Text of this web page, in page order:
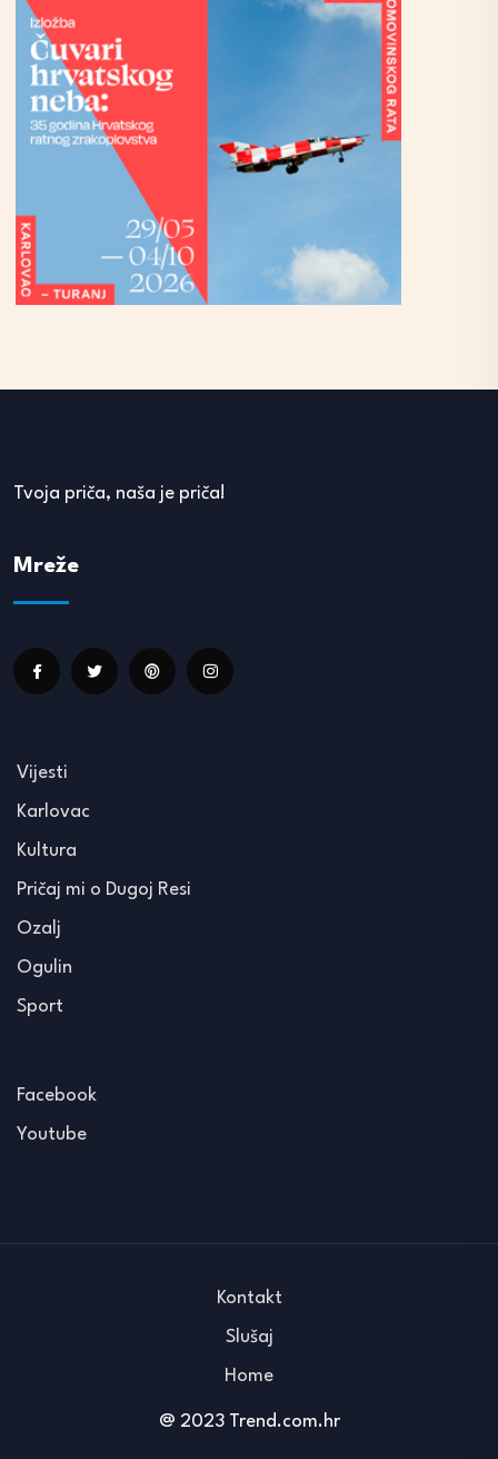
Tvoja priča, naša je priča!
Mreže
Vijesti
Karlovac
Kultura
Pričaj mi o Dugoj Resi
Ozalj
Ogulin
Sport
Facebook
Youtube
@ 2023 Trend.com.hr
Kontakt
Slušaj
Home